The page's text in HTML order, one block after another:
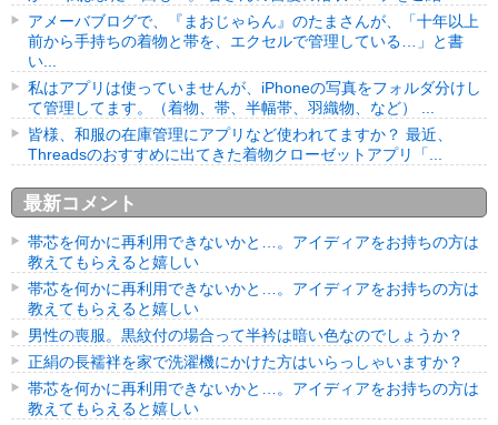
アメーバブログで、『まおじゃらん』のたまさんが、「十年以上
前から手持ちの着物と帯を、エクセルで管理している…」と書
い...
私はアプリは使っていませんが、iPhoneの写真をフォルダ分けし
て管理してます。（着物、帯、半幅帯、羽織物、など） ...
皆様、和服の在庫管理にアプリなど使われてますか？ 最近、
Threadsのおすすめに出てきた着物クローゼットアプリ「...
最新コメント
帯芯を何かに再利用できないかと…。アイディアをお持ちの方は
教えてもらえると嬉しい
帯芯を何かに再利用できないかと…。アイディアをお持ちの方は
教えてもらえると嬉しい
男性の喪服。黒紋付の場合って半衿は暗い色なのでしょうか？
正絹の長襦袢を家で洗濯機にかけた方はいらっしゃいますか？
帯芯を何かに再利用できないかと…。アイディアをお持ちの方は
教えてもらえると嬉しい